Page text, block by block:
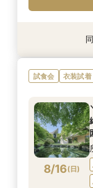
衣装試着
8/15(土)
特典あり
8/15(土)
特典あり
8/15(土)
衣装試着
8/15(土)
衣装試着
8/15(土)
試食会 衣装試着
8/16(日)